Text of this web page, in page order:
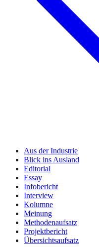
Aus der Industrie
Blick ins Ausland
Editorial
Essay
Infobericht
Interview
Kolumne
Meinung
Methodenaufsatz
Projektbericht
Übersichtsaufsatz